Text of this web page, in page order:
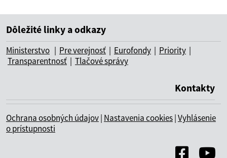
Dôležité linky a odkazy
Ministerstvo | Pre verejnosť | Eurofondy | Priority |
Transparentnosť | Tlačové správy
Kontakty
Ochrana osobných údajov| Nastavenia cookies|Vyhlásenie
o prístupnosti